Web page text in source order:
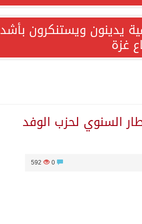
يدينون ويستنكرون بأشد
غزة
السنوي لحزب الوفد
592